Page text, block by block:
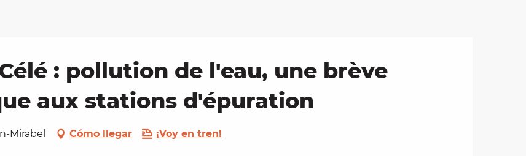
: pollution de l'eau, une brève
aux stations d'épuration
Mirabel Cómo llegar ¡Voy en tren!